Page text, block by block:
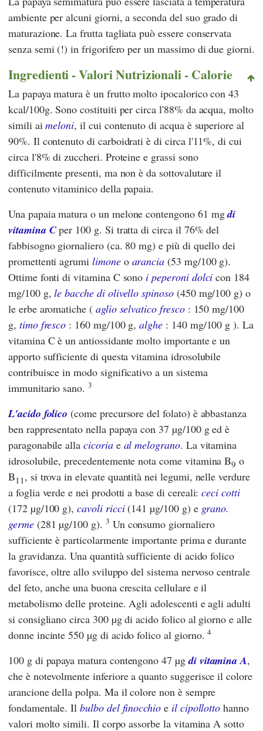
ambiente per alcuni giorni, a seconda del suo grado di
maturazione. La frutta tagliata può essere conservata
senza semi (!) in frigorifero per un massimo di due giorni.
Ingredienti - Valori Nutrizionali - Calorie
La papaya matura è un frutto molto ipocalorico con 43
kcal/100g. Sono costituiti per circa l'88% da acqua, molto
simili aimeloni, il cui contenuto di acqua è superiore al
90%. Il contenuto di carboidrati è di circa l'11%, di cui
circa l'8% di zuccheri. Proteine e grassi sono
difficilmente presenti, ma non è da sottovalutare il
contenuto vitaminico della papaia.
Una papaia matura o un melone contengono 61 mgdi
vitamina Cper 100 g. Si tratta di circa il 76% del
fabbisogno giornaliero (ca. 80 mg) e più di quello dei
promettenti agrumi limoneo arancia (53 mg/100 g).
Ottime fonti di vitamina C sono i peperoni dolci con 184
mg/100 g,le bacche di olivello spinoso(450 mg/100 g) o
le erbe aromatiche ( aglio selvatico fresco: 150 mg/100
g, timo fresco : 160 mg/100 g,alghe : 140 mg/100 g ). La
vitamina C è un antiossidante molto importante e un
apporto sufficiente di questa vitamina idrosolubile
contribuisce in modo significativo a un sistema
immunitario sano.3
L'acido folico (come precursore del folato) è abbastanza
ben rappresentato nella papaya con 37 µg/100 g ed è
paragonabile allacicoriae al melograno. La vitamina
idrosolubile, precedentemente nota come vitamina B9 o
B11 , si trova in elevate quantità nei legumi, nelle verdure
a foglia verde e nei prodotti a base di cereali:ceci cotti
(172 µg/100 g),cavoli ricci(141 µg/100 g) e grano.
germe(281 µg/100 g). 3 Un consumo giornaliero
sufficiente è particolarmente importante prima e durante
la gravidanza. Una quantità sufficiente di acido folico
favorisce, oltre allo sviluppo del sistema nervoso centrale
del feto, anche una buona crescita cellulare e il
metabolismo delle proteine. Agli adolescenti e agli adulti
si consigliano circa 300 µg di acido folico al giorno e alle
donne incinte 550 µg di acido folico al giorno.4
100 g di papaya matura contengono 47 µgdi vitamina A,
che è notevolmente inferiore a quanto suggerisce il colore
arancione della polpa. Ma il colore non è sempre
fondamentale. Ilbulbo del finocchio e il cipollotto hanno
valori molto simili. Il corpo assorbe la vitamina A sotto